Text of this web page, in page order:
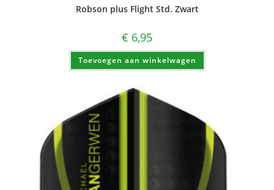
Robson plus Flight Std. Zwart
€ 6,95
Toevoegen aan winkelwagen